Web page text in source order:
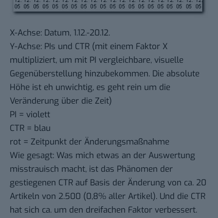
X-Achse: Datum, 1.12.-20.12.
Y-Achse: PIs und CTR (mit einem Faktor X
multipliziert, um mit PI vergleichbare, visuelle
Gegenüberstellung hinzubekommen. Die absolute
Höhe ist eh unwichtig, es geht rein um die
Veränderung über die Zeit)
PI = violett
CTR = blau
rot = Zeitpunkt der Änderungsmaßnahme
Wie gesagt: Was mich etwas an der Auswertung
misstrauisch macht, ist das Phänomen der
gestiegenen CTR auf Basis der Änderung von ca. 20
Artikeln von 2.500 (0,8% aller Artikel). Und die CTR
hat sich ca. um den dreifachen Faktor verbessert.